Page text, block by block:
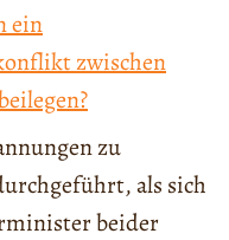
ein
zwischen
zu
als sich
beider